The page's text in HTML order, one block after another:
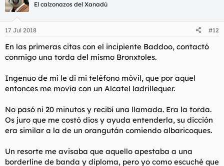
El calzonazos del Xanadú
17 Jul 2018 #12
En las primeras citas con el incipiente Baddoo, contactó
conmigo una torda del mismo Bronxtoles.
Ingenuo de mí le di mi teléfono móvil, que por aquel
entonces me movía con un Alcatel ladrillequer.
No pasó ni 20 minutos y recibí una llamada. Era la torda.
Os juro que me costó dios y ayuda entenderla, su dicción
era similar a la de un orangután comiendo albaricoques.
Un resorte me avisaba que aquello apestaba a una
borderline de banda y diploma, pero yo como escuché que